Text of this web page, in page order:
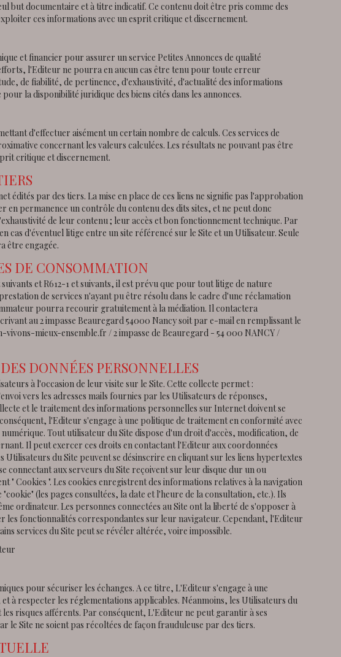
but documentaire et à titre indicatif. Ce contenu doit être pris comme des
ces informations avec un esprit critique et discernement.
et financier pour assurer un service Petites Annonces de qualité
l'Editeur ne pourra en aucun cas être tenu pour toute erreur
de fiabilité, de pertinence, d'exhaustivité, d'actualité des informations
la disponibilité juridique des biens cités dans les annonces.
d'effectuer aisément un certain nombre de calculs. Ces services de
concernant les valeurs calculées. Les résultats ne pouvant pas être
critique et discernement.
édités par des tiers. La mise en place de ces liens ne signifie pas l'approbation
permanence un contrôle du contenu des dits sites, et ne peut donc
de leur contenu ; leur accès et bon fonctionnement technique. Par
d'éventuel litige entre un site référencé sur le Site et un Utilisateur. Seule
être engagée.
DE CONSOMMATION
et R612-1 et suivants, il est prévu que pour tout litige de nature
de services n'ayant pu être résolu dans le cadre d'une réclamation
pourra recourir gratuitement à la médiation. Il contactera
au 2 impasse Beauregard 54000 Nancy soit par e-mail en remplissant le
mieux-ensemble.fr / 2 impasse de Beauregard - 54 000 NANCY /
DONNÉES PERSONNELLES
à l'occasion de leur visite sur le Site. Cette collecte permet :
vers les adresses mails fournies par les Utilisateurs de réponses,
et le traitement des informations personnelles sur Internet doivent se
l'Editeur s'engage à une politique de traitement en conformité avec
Tout utilisateur du Site dispose d'un droit d'accès, modification, de
Il peut exercer ces droits en contactant l'Editeur aux coordonnées
du Site peuvent se désinscrire en cliquant sur les liens hypertextes
connectant aux serveurs du Site reçoivent sur leur disque dur un ou
Cookies ". Les cookies enregistrent des informations relatives à la navigation
(les pages consultées, la date et l'heure de la consultation, etc.). Ils
ordinateur. Les personnes connectées au Site ont la liberté de s'opposer à
les fonctionnalités correspondantes sur leur navigateur. Cependant, l'Editeur
services du Site peut se révéler altérée, voire impossible.
pour sécuriser les échanges. A ce titre, L'Editeur s'engage à une
à respecter les réglementations applicables. Néanmoins, les Utilisateurs du
risques afférents. Par conséquent, L'Editeur ne peut garantir à ses
le Site ne soient pas récoltées de façon frauduleuse par des tiers.